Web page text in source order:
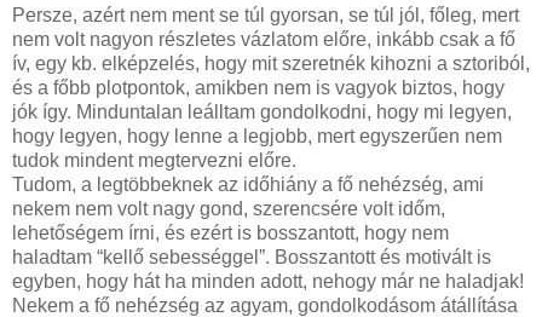
Persze, azért nem ment se túl gyorsan, se túl jól, főleg, mert
nem volt nagyon részletes vázlatom előre, inkább csak a fő
ív, egy kb. elképzelés, hogy mit szeretnék kihozni a sztoriból,
és a főbb plotpontok, amikben nem is vagyok biztos, hogy
jók így. Minduntalan leálltam gondolkodni, hogy mi legyen,
hogy legyen, hogy lenne a legjobb, mert egyszerűen nem
tudok mindent megtervezni előre.
Tudom, a legtöbbeknek az időhiány a fő nehézség, ami
nekem nem volt nagy gond, szerencsére volt időm,
lehetőségem írni, és ezért is bosszantott, hogy nem
haladtam “kellő sebességgel”. Bosszantott és motivált is
egyben, hogy hát ha minden adott, nehogy már ne haladjak!
Nekem a fő nehézség az agyam, gondolkodásom átállítása